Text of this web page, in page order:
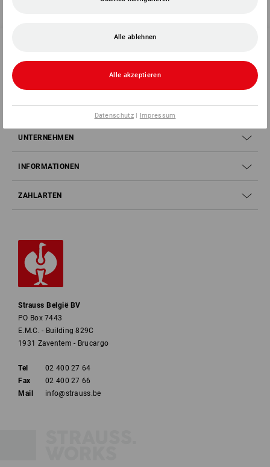
UNTERNEHMEN
INFORMATIONEN
ZAHLARTEN
Strauss België BV
PO Box 7443
E.M.C. - Building 829C
1931 Zaventem - Brucargo
Tel
02 400 27 64
Fax
02 400 27 66
Mail
info@strauss.be
Alle ablehnen
Alle akzeptieren
Datenschutz| Impressum